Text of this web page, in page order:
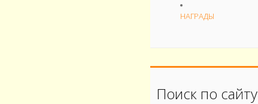
НАГРАДЫ
Поиск по сайту